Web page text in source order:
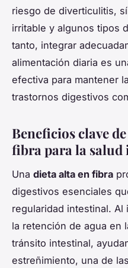
riesgo de diverticulitis,
irritable y algunos tipos
tanto, integrar
alimentación diaria es
efectiva para mantener
trastornos digestivos
Beneficios clave
fibra para la
Una dieta alta en fibra
digestivos esenciales
regularidad intestinal.
la retención de agua en
tránsito intestinal,
estreñimiento, una de